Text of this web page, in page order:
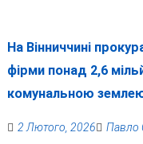
На Вінниччині
фірми понад 2,6
комунальною
2 Лютого, 2026 Павло